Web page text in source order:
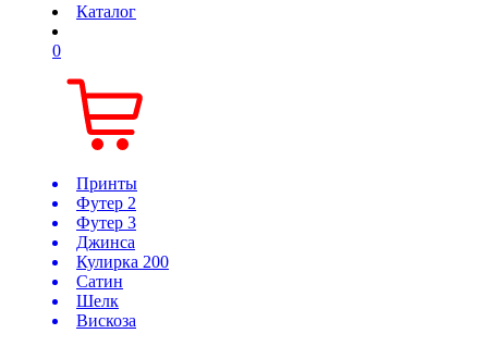
Каталог
0
Принты
Футер 2
Футер 3
Джинса
Кулирка 200
Сатин
Шелк
Вискоза